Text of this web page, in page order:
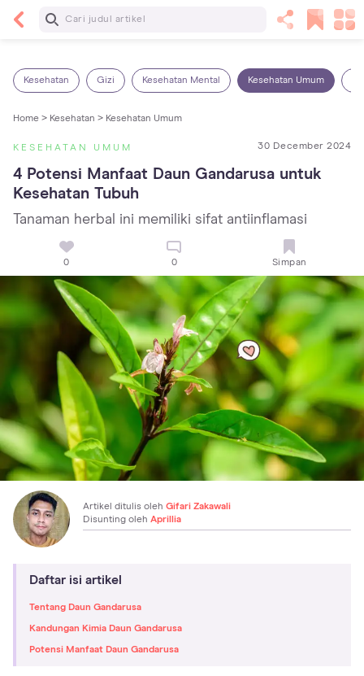
Baca Selanjutnya
Kesehatan Gizi Kesehatan Mental Kesehatan Umum
Home > Kesehatan > Kesehatan Umum
KESEHATAN UMUM 30 December 2024
4 Potensi Manfaat Daun Gandarusa untuk
Kesehatan Tubuh
Tanaman herbal ini memiliki sifat antiinflamasi
0 0 Simpan
Artikel ditulis oleh Gifari Zakawali
Disunting oleh Aprillia
Daftar isi artikel
Tentang Daun Gandarusa
Kandungan Kimia Daun Gandarusa
Potensi Manfaat Daun Gandarusa